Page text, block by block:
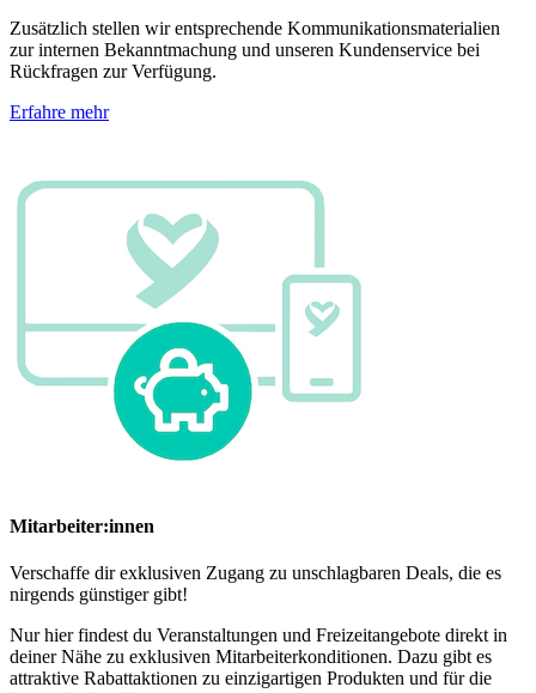
Zusätzlich stellen wir entsprechende Kommunikationsmaterialien
zur internen Bekanntmachung und unseren Kundenservice bei
Rückfragen zur Verfügung.
Erfahre mehr
Mitarbeiter:innen
Verschaffe dir exklusiven Zugang zu unschlagbaren Deals, die es
nirgends günstiger gibt!
Nur hier findest du Veranstaltungen und Freizeitangebote direkt in
deiner Nähe zu exklusiven Mitarbeiterkonditionen. Dazu gibt es
attraktive Rabattaktionen zu einzigartigen Produkten und für die